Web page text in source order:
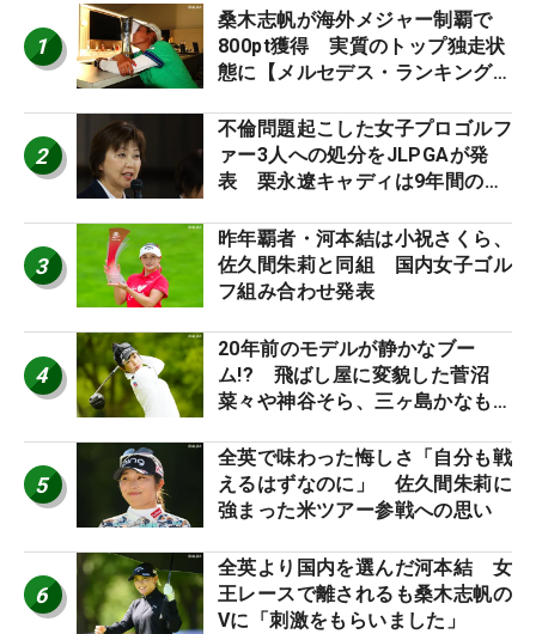
1
桑木志帆が海外メジャー制覇で
800pt獲得 実質のトップ独走状
態に【メルセデス・ランキング番
2
不倫問題起こした女子プロゴルフ
ァー3人への処分をJLPGAが発
表 栗永遼キャディは9年間の立
3
昨年覇者・河本結は小祝さくら、
佐久間朱莉と同組 国内女子ゴル
フ組み合わせ発表
4
20年前のモデルが静かなブー
ム!? 飛ばし屋に変貌した菅沼
菜々や神谷そら、三ヶ島かなも使
ロたちの“飛ばしギア”】
5
全英で味わった悔しさ「自分も戦
えるはずなのに」 佐久間朱莉に
強まった米ツアー参戦への思い
6
全英より国内を選んだ河本結 女
王レースで離されるも桑木志帆の
Vに「刺激をもらいました」